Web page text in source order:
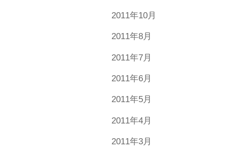
2011年10月
2011年8月
2011年7月
2011年6月
2011年5月
2011年4月
2011年3月